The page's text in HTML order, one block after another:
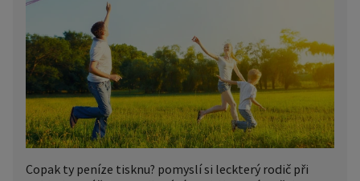
Copak ty peníze tisknu? pomyslí si leckterý rodič při